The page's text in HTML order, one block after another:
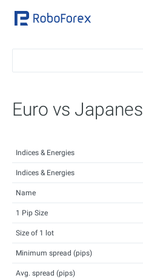
Euro vs
Indices & Energies
Indices & Energies
Name
1 Pip Size
Size of 1 lot
Minimum spread (pips)
Avg. spread (pips)